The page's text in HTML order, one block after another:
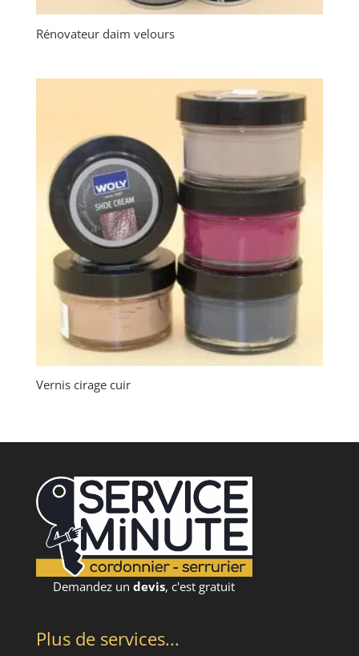
Rénovateur daim velours
Vernis cirage cuir
Demandez undevis, c'est gratuit
Plus de services...